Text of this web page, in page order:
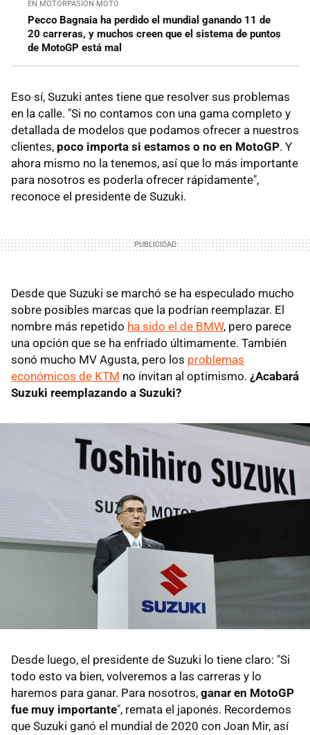
EN MOTORPASION MOTO
Pecco Bagnaia ha perdido el mundial ganando 11 de
20 carreras, y muchos creen que el sistema de puntos
de MotoGP está mal
Eso sí, Suzuki antes tiene que resolver sus problemas
en la calle. "Si no contamos con una gama completo y
detallada de modelos que podamos ofrecer a nuestros
clientes, poco importa si estamos o no en MotoGP. Y
ahora mismo no la tenemos, así que lo más importante
para nosotros es poderla ofrecer rápidamente",
reconoce el presidente de Suzuki.
Desde que Suzuki se marchó se ha especulado mucho
sobre posibles marcas que la podrían reemplazar. El
nombre más repetido ha sido el de BMW, pero parece
una opción que se ha enfriado últimamente. También
sonó mucho MV Agusta, pero los problemas
económicos de KTM no invitan al optimismo. ¿Acabará
Suzuki reemplazando a Suzuki?
Desde luego, el presidente de Suzuki lo tiene claro: "Si
todo esto va bien, volveremos a las carreras y lo
haremos para ganar. Para nosotros, ganar en MotoGP
fue muy importante", remata el japonés. Recordemos
que Suzuki ganó el mundial de 2020 con Joan Mir, así